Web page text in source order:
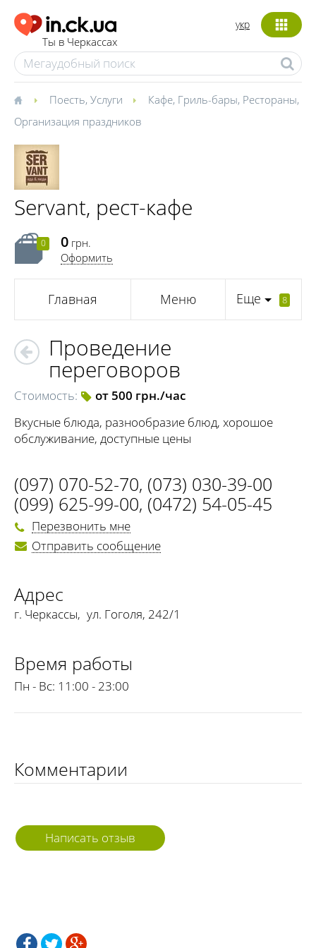
Ты в Черкассах
укр
Поесть, Услуги Кафе, Гриль-бары, Рестораны,
Организация праздников
Servant, рест-кафе
0 0 грн.
Оформить
Главная Меню Еще 8
Проведение
переговоров
Стоимость:
от 500 грн./час
Вкусные блюда, разнообразие блюд, хорошое
обслуживание, доступные цены
(097) 070-52-70, (073) 030-39-00
(099) 625-99-00, (0472) 54-05-45
Перезвонить мне
Отправить сообщение
Адрес
г. Черкассы, ул. Гоголя, 242/1
Время работы
Пн - Вс: 11:00 - 23:00
Комментарии
Написать отзыв